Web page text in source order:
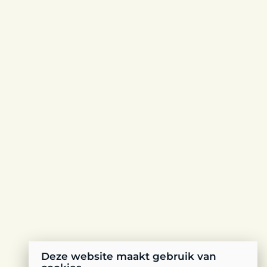
Deze website maakt gebruik van